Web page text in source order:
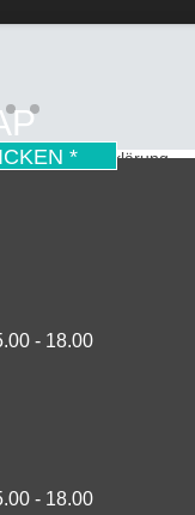
*
- 18.00
- 18.00